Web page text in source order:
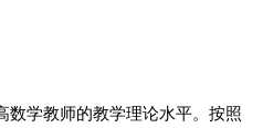
学教师的教学理论水平。按照